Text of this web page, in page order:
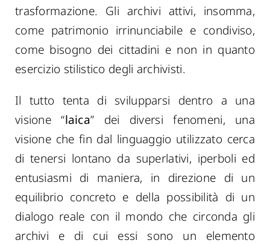
trasformazione. Gli archivi attivi, insomma,
come patrimonio irrinunciabile e condiviso,
come bisogno dei cittadini e non in quanto
esercizio stilistico degli archivisti.
Il tutto tenta di svilupparsi dentro a una
visione “laica” dei diversi fenomeni, una
visione che fin dal linguaggio utilizzato cerca
di tenersi lontano da superlativi, iperboli ed
entusiasmi di maniera, in direzione di un
equilibrio concreto e della possibilità di un
dialogo reale con il mondo che circonda gli
archivi e di cui essi sono un elemento